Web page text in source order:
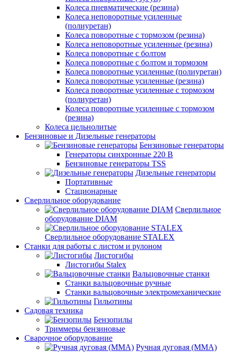
Колеса пневматические (резина)
Колеса неповоротные усиленные
(полиуретан)
Колеса поворотные c тормозом (резина)
Колеса неповоротные усиленные (резина)
Колеса поворотные с болтом
Колеса поворотные с болтом и тормозом
Колеса поворотные усиленные (полиуретан)
Колеса поворотные усиленные (резина)
Колеса поворотные усиленные с тормозом
(полиуретан)
Колеса поворотные усиленные с тормозом
(резина)
Колеса цельнолитые
Бензиновые и Дизельные генераторы
Бензиновые генераторы
Генераторы синхронные 220 В
Бензиновые генераторы TSS
Дизельные генераторы
Портативные
Стационарные
Сверлильное оборудование
Сверлильное
оборудование DIAM
Сверлильное оборудование STALEX
Станки для работы с листом и рулоном
Листогибы
Листогибы Stalex
Вальцовочные станки
Станки вальцовочные ручные
Станки вальцовочные электромеханические
Гильотины
Садовая техника
Бензопилы
Триммеры бензиновые
Сварочное оборудование
Ручная дуговая (MMA)